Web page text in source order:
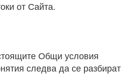
от Сайта.
Общи условия
следва да се разбират